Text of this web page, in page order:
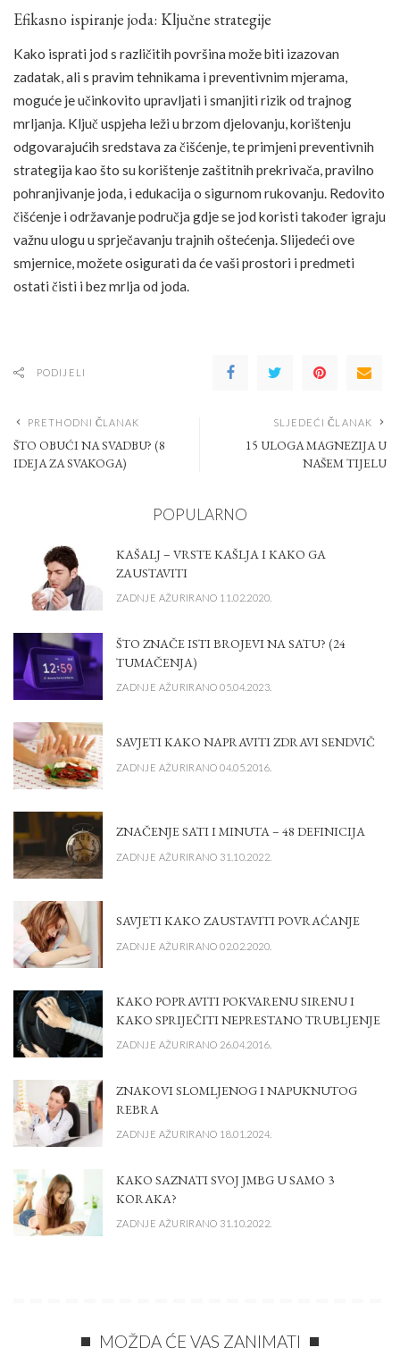
Efikasno ispiranje joda: Ključne strategije
Kako isprati jod s različitih površina može biti izazovan
zadatak, ali s pravim tehnikama i preventivnim mjerama,
moguće je učinkovito upravljati i smanjiti rizik od trajnog
mrljanja. Ključ uspjeha leži u brzom djelovanju, korištenju
odgovarajućih sredstava za čišćenje, te primjeni preventivnih
strategija kao što su korištenje zaštitnih prekrivača, pravilno
pohranjivanje joda, i edukacija o sigurnom rukovanju. Redovito
čišćenje i održavanje područja gdje se jod koristi također igraju
važnu ulogu u sprječavanju trajnih oštećenja. Slijedeći ove
smjernice, možete osigurati da će vaši prostori i predmeti
ostati čisti i bez mrlja od joda.
PODIJELI
PRETHODNI ČLANAK
ŠTO OBUĆI NA SVADBU? (8
IDEJA ZA SVAKOGA)
SLJEDEĆI ČLANAK
15 ULOGA MAGNEZIJA U
NAŠEM TIJELU
POPULARNO
KAŠALJ – VRSTE KAŠLJA I KAKO GA
ZAUSTAVITI
ZADNJE AŽURIRANO 11.02.2020.
ŠTO ZNAČE ISTI BROJEVI NA SATU? (24
TUMAČENJA)
ZADNJE AŽURIRANO 05.04.2023.
SAVJETI KAKO NAPRAVITI ZDRAVI SENDVIČ
ZADNJE AŽURIRANO 04.05.2016.
ZNAČENJE SATI I MINUTA – 48 DEFINICIJA
ZADNJE AŽURIRANO 31.10.2022.
SAVJETI KAKO ZAUSTAVITI POVRAĆANJE
ZADNJE AŽURIRANO 02.02.2020.
KAKO POPRAVITI POKVARENU SIRENU I
KAKO SPRIJEČITI NEPRESTANO TRUBLJENJE
ZADNJE AŽURIRANO 26.04.2016.
ZNAKOVI SLOMLJENOG I NAPUKNUTOG
REBRA
ZADNJE AŽURIRANO 18.01.2024.
KAKO SAZNATI SVOJ JMBG U SAMO 3
KORAKA?
ZADNJE AŽURIRANO 31.10.2022.
MOŽDA ĆE VAS ZANIMATI